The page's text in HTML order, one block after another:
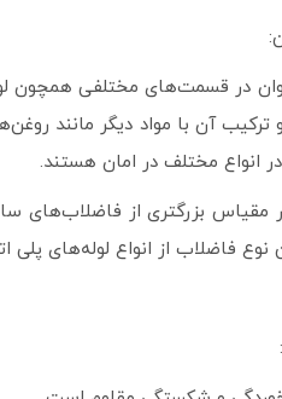
در قسمت‌های مختلفی همچون
آن با مواد دیگر مانند
انواع مختلف در امان هستند.
بزرگتری از فاضلاب‌های
نوع فاضلاب از انواع لوله‌‏های